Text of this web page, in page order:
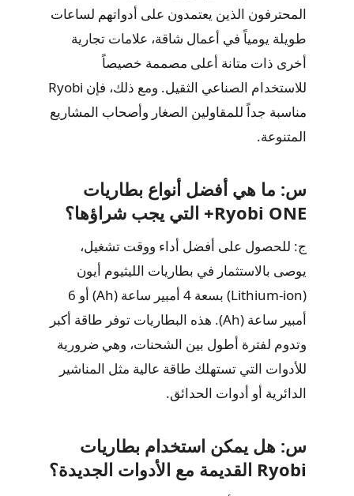
المحترفون الذين يعتمدون على أدواتهم لساعات
طويلة يومياً في أعمال شاقة، علامات تجارية
أخرى ذات متانة أعلى مصممة خصيصاً
للاستخدام الصناعي الثقيل. ومع ذلك، فإن Ryobi
مناسبة جداً للمقاولين الصغار وأصحاب المشاريع
المتنوعة.
س: ما هي أفضل أنواع بطاريات
Ryobi ONE+ التي يجب شراؤها؟
ج: للحصول على أفضل أداء ووقت تشغيل،
يوصى بالاستثمار في بطاريات الليثيوم أيون
(Lithium-ion) بسعة 4 أمبير ساعة (Ah) أو 6
أمبير ساعة (Ah). هذه البطاريات توفر طاقة أكبر
وتدوم لفترة أطول بين الشحنات، وهي ضرورية
للأدوات التي تستهلك طاقة عالية مثل المناشير
الدائرية أو أدوات الحدائق.
س: هل يمكن استخدام بطاريات
Ryobi القديمة مع الأدوات الجديدة؟